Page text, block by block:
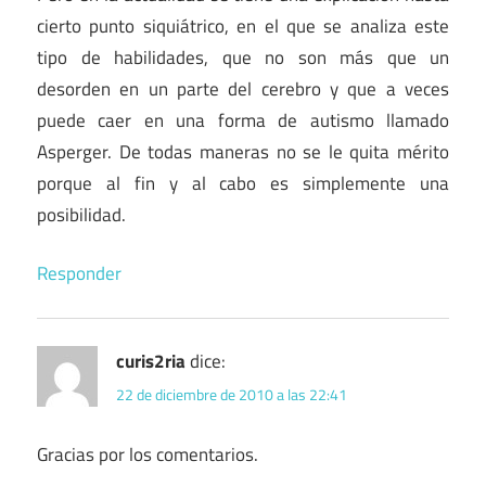
cierto punto siquiátrico, en el que se analiza este
tipo de habilidades, que no son más que un
desorden en un parte del cerebro y que a veces
puede caer en una forma de autismo llamado
Asperger. De todas maneras no se le quita mérito
porque al fin y al cabo es simplemente una
posibilidad.
Responder
curis2riadice:
22 de diciembre de 2010 a las 22:41
Gracias por los comentarios.